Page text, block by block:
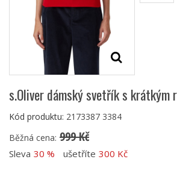
s.Oliver dámský svetřík s krátkým
Kód produktu: 2173387 3384
Běžná cena: 999 Kč
Sleva 30 % ušetříte 300 Kč